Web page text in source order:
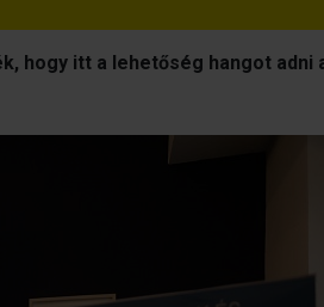
hogy itt a lehetőség hangot adni